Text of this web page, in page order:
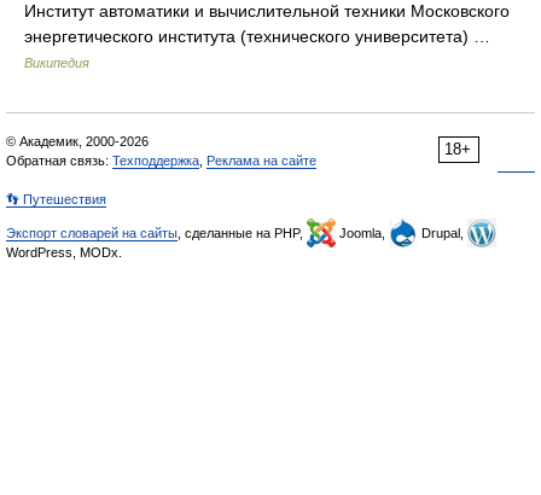
Институт автоматики и вычислительной техники Московского
энергетического института (технического университета) …
Википедия
18+
© Академик, 2000-2026
Обратная связь: Техподдержка Реклама на сайте
👣 Путешествия
Экспорт словарей на сайты , сделанные на PHP, Joomla,
Drupal,
WordPress, MODx.